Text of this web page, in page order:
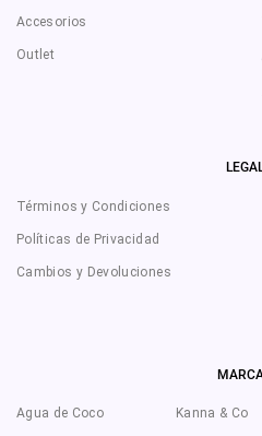
Accesorios
Outlet
Términos y Condiciones
Políticas de Privacidad
Cambios y Devoluciones
Agua de Coco Kanna & Co